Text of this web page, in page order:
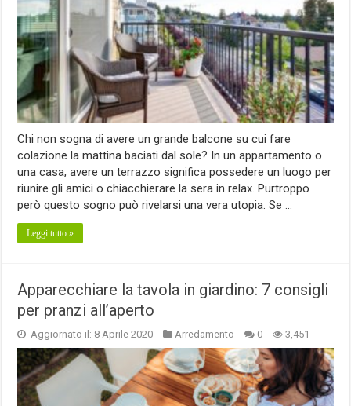
Chi non sogna di avere un grande balcone su cui fare
colazione la mattina baciati dal sole? In un appartamento o
una casa, avere un terrazzo significa possedere un luogo per
riunire gli amici o chiacchierare la sera in relax. Purtroppo
però questo sogno può rivelarsi una vera utopia. Se …
Leggi tutto »
Apparecchiare la tavola in giardino: 7 consigli
per pranzi all’aperto
Aggiornato il: 8 Aprile 2020 Arredamento 0 3,451